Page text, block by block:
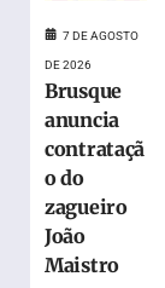
Campeonato
Estadual
agosto
7 DE AGOSTO
DE 2026
Brusque
anuncia
contrataçã
o do
zagueiro
João
Maistro